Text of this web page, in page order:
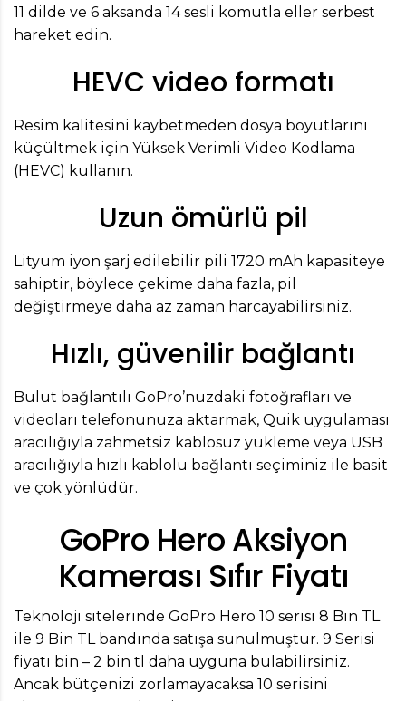
11 dilde ve 6 aksanda 14 sesli komutla eller serbest
hareket edin.
HEVC video formatı
Resim kalitesini kaybetmeden dosya boyutlarını
küçültmek için Yüksek Verimli Video Kodlama
(HEVC) kullanın.
Uzun ömürlü pil
Lityum iyon şarj edilebilir pili 1720 mAh kapasiteye
sahiptir, böylece çekime daha fazla, pil
değiştirmeye daha az zaman harcayabilirsiniz.
Hızlı, güvenilir bağlantı
Bulut bağlantılı GoPro’nuzdaki fotoğrafları ve
videoları telefonunuza aktarmak, Quik uygulaması
aracılığıyla zahmetsiz kablosuz yükleme veya USB
aracılığıyla hızlı kablolu bağlantı seçiminiz ile basit
ve çok yönlüdür.
GoPro Hero Aksiyon
Kamerası Sıfır Fiyatı
Teknoloji sitelerinde GoPro Hero 10 serisi 8 Bin TL
ile 9 Bin TL bandında satışa sunulmuştur. 9 Serisi
fiyatı bin – 2 bin tl daha uyguna bulabilirsiniz.
Ancak bütçenizi zorlamayacaksa 10 serisini